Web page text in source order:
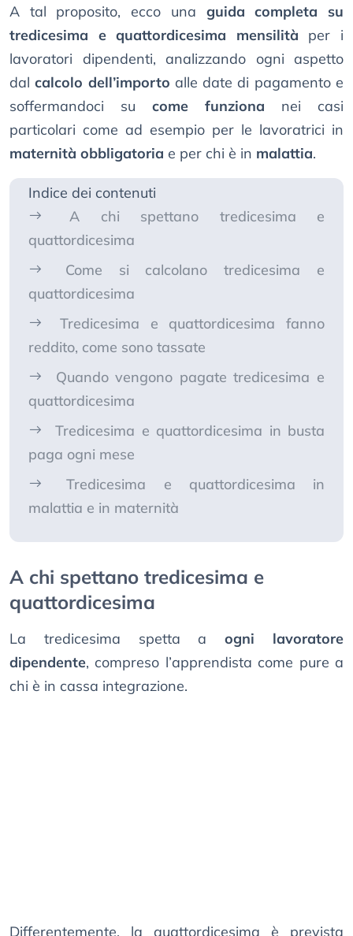
A tal proposito, ecco una guida completa su
tredicesima e quattordicesima mensilità per i
lavoratori dipendenti, analizzando ogni aspetto
dalcalcolo dell’importo alle date di pagamento e
soffermandoci su come funziona nei casi
particolari come ad esempio per le lavoratrici in
maternità obbligatoria e per chi è in malattia.
Indice dei contenuti
A chi spettano tredicesima e
quattordicesima
Come si calcolano tredicesima e
quattordicesima
Tredicesima e quattordicesima fanno
reddito, come sono tassate
Quando vengono pagate tredicesima e
quattordicesima
Tredicesima e quattordicesima in busta
paga ogni mese
Tredicesima e quattordicesima in
malattia e in maternità
A chi spettano tredicesima e
quattordicesima
La tredicesima spetta aogni lavoratore
dipendente, compreso l’apprendista come pure a
chi è in cassa integrazione.
Differentemente, la quattordicesima è prevista